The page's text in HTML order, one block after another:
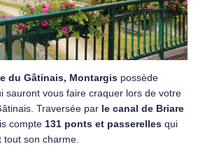
du Gâtinais, Montargis possède
sauront vous faire craquer lors de votre
Traversée par le canal de Briare
compte 131 ponts et passerelles qui
tout son charme.